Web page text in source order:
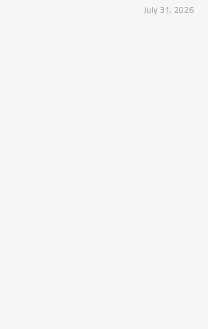
July 31, 2026